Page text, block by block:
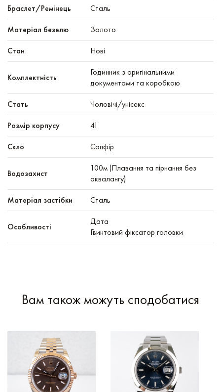
Браслет/Ремінець Сталь
Матеріал безелю Золото
Стан Нові
Комплектність
Годинник з оригінальними
документами та коробкою
Стать Чоловічі/унісекс
Розмір корпусу 41
Скло Сапфір
Водозахист
100м (Плавання та пірнання без
аквалангу)
Матеріал застібки Сталь
Особливості
Дата
Гвинтовий фіксатор головки
Вам також можуть сподобатися